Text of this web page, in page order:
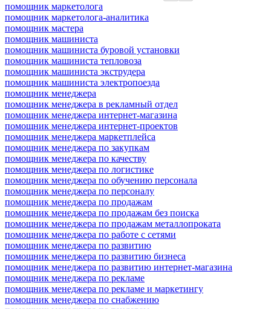
помощник маркетолога
помощник маркетолога-аналитика
помощник мастера
помощник машиниста
помощник машиниста буровой установки
помощник машиниста тепловоза
помощник машиниста экструдера
помощник машиниста электропоезда
помощник менеджера
помощник менеджера в рекламный отдел
помощник менеджера интернет-магазина
помощник менеджера интернет-проектов
помощник менеджера маркетплейса
помощник менеджера по закупкам
помощник менеджера по качеству
помощник менеджера по логистике
помощник менеджера по обучению персонала
помощник менеджера по персоналу
помощник менеджера по продажам
помощник менеджера по продажам без поиска
помощник менеджера по продажам металлопроката
помощник менеджера по работе с сетями
помощник менеджера по развитию
помощник менеджера по развитию бизнеса
помощник менеджера по развитию интернет-магазина
помощник менеджера по рекламе
помощник менеджера по рекламе и маркетингу
помощник менеджера по снабжению